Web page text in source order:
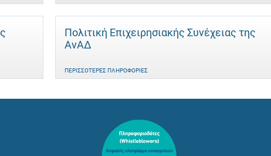
Πολιτική Επιχειρησιακής Συνέχειας της
ΑνΑΔ
ΠΕΡΙΣΣΌΤΕΡΕΣ ΠΛΗΡΟΦΟΡΊΕΣ